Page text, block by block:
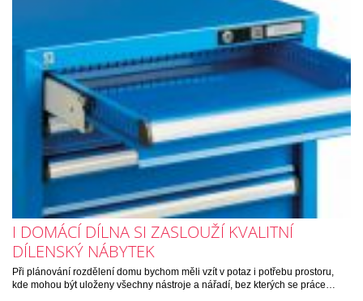
I DOMÁCÍ DÍLNA SI ZASLOUŽÍ KVALITNÍ
DÍLENSKÝ NÁBYTEK
Při plánování rozdělení domu bychom měli vzít v potaz i potřebu prostoru,
kde mohou být uloženy všechny nástroje a nářadí, bez kterých se práce…